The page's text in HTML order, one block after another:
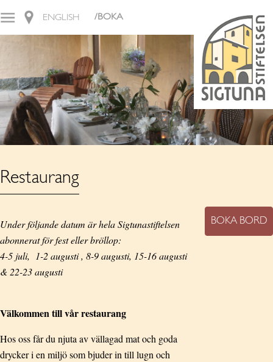
ENGLISH /BOKA
Restaurang
Under följande datum är hela Sigtunastiftelsen
abonnerat för fest eller bröllop:
4-5 juli, 1-2 augusti , 8-9 augusti, 15-16 augusti
& 22-23 augusti
Välkommen till vår restaurang
Hos oss får du njuta av vällagad mat och goda
drycker i en miljö som bjuder in till lugn och
BOKA BORD